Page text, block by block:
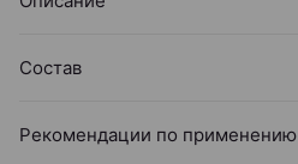
Состав
Рекомендации по применению